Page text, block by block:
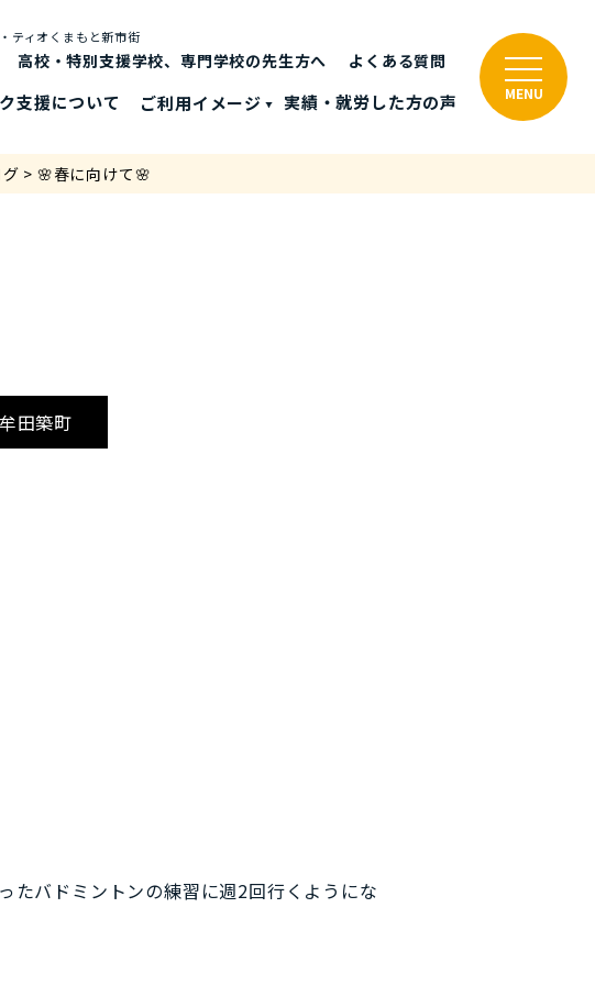
ティオくまもと新市街
高校・特別支援学校、専門学校の先生方へ よくある質問
支援について ご利⽤イメージ 実績・就労した⽅の声 MENU
> 🌸春に向けて🌸
田築町
たバドミントンの練習に週2回行くようにな